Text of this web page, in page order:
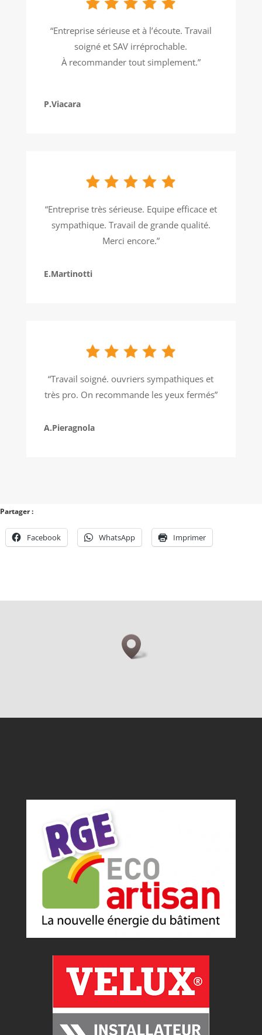
“Entreprise sérieuse et à l’écoute. Travail
soigné et SAV irréprochable.
À recommander tout simplement.”
P.Viacara
“Entreprise très sérieuse. Equipe efficace et
sympathique. Travail de grande qualité.
Merci encore.”
E.Martinotti
“Travail soigné. ouvriers sympathiques et
très pro. On recommande les yeux fermés”
A.Pieragnola
Partager :
Facebook WhatsApp Imprimer